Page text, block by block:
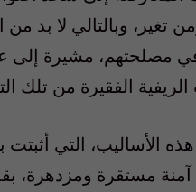
تغير، وبالتالي لا بد
مشيرة إلى
الفقيرة من تلك
الأساليب، التي
آمنة مستقرة ومزدهرة،